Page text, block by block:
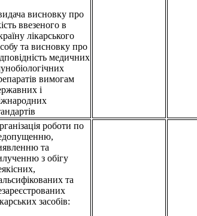
висновку про
ввезеного в
лікарського
та висновку про
медичних
вимогам
і
роботи по
та
з обігу
та
засобів: